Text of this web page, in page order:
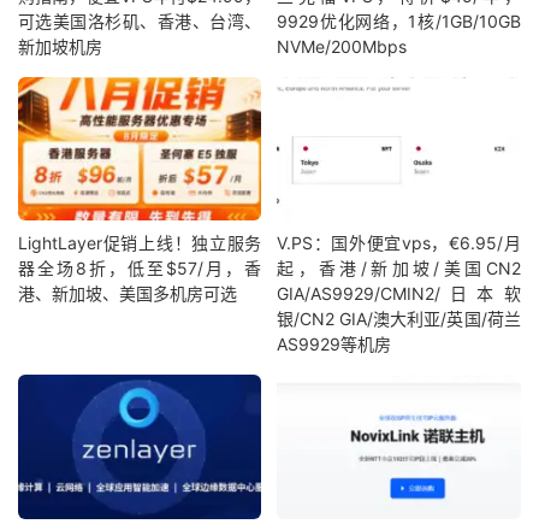
可选美国洛杉矶、香港、台湾、
新加坡机房
9929优化网络，1核/1GB/10GB
NVMe/200Mbps
LightLayer促销上线！独立服务
器全场8折，低至$57/月，香
港、新加坡、美国多机房可选
V.PS：国外便宜vps，€6.95/月
起，香港/新加坡/美国CN2
GIA/AS9929/CMIN2/日本软
银/CN2 GIA/澳大利亚/英国/荷兰
AS9929等机房